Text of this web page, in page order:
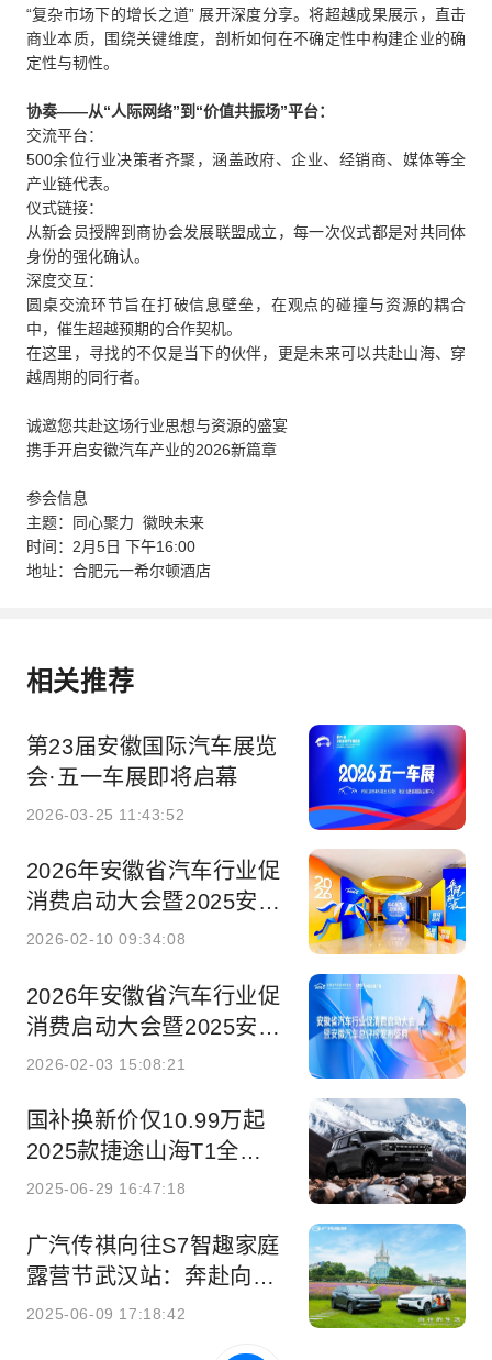
“复杂市场下的增长之道” 展开深度分享。将超越成果展示，直击
商业本质，围绕关键维度，剖析如何在不确定性中构建企业的确
定性与韧性。
协奏——从“人际网络”到“价值共振场”平台：
交流平台：
500余位行业决策者齐聚，涵盖政府、企业、经销商、媒体等全
产业链代表。
仪式链接：
从新会员授牌到商协会发展联盟成立，每一次仪式都是对共同体
身份的强化确认。
深度交互：
圆桌交流环节旨在打破信息壁垒，在观点的碰撞与资源的耦合
中，催生超越预期的合作契机。
在这里，寻找的不仅是当下的伙伴，更是未来可以共赴山海、穿
越周期的同行者。
诚邀您共赴这场行业思想与资源的盛宴
携手开启安徽汽车产业的2026新篇章
参会信息
主题：同心聚力 徽映未来
时间：2月5日 下午16:00
地址：合肥元一希尔顿酒店
相关推荐
第23届安徽国际汽车展览
会·五一车展即将启幕
2026-03-25 11:43:52
2026年安徽省汽车行业促
消费启动大会暨2025安徽
年度汽车总评榜发布盛典
新篇章！
2026-02-10 09:34:08
2026年安徽省汽车行业促
消费启动大会暨2025安徽
年度汽车总评榜发布盛典
2026-02-03 15:08:21
国补换新价仅10.99万起
2025款捷途山海T1全国
上市
2025-06-29 16:47:18
广汽传祺向往S7智趣家庭
露营节武汉站：奔赴向
往，畅享亲子美好
2025-06-09 17:18:42